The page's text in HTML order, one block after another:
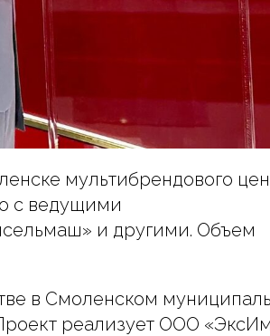
мультибрендового
с ведущими
и другими. Объем
в Смоленском
реализует ООО